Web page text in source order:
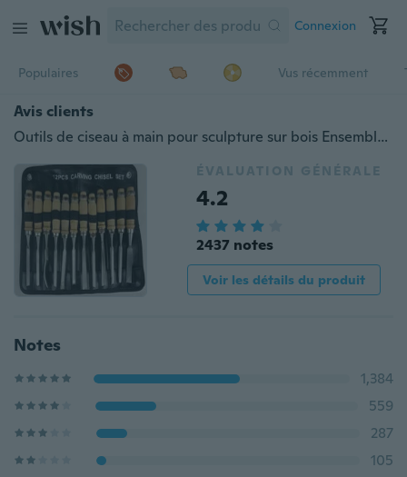
Connexion
Populaires Vus récemment
Avis clients
Outils de ciseau à main pour sculpture sur bois Ensemble de 12 pièces Gouges professionnelles pour le travail du bois
ÉVALUATION GÉNÉRALE
4.2
2437 notes
Voir les détails du produit
Notes
1,384
559
287
105